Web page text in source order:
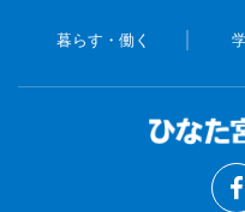
暮らす・働く